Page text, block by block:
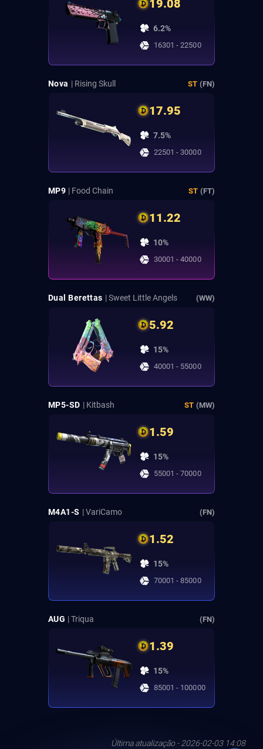
19.08
6.2%
16301 - 22500
Nova | Rising Skull ST (FN)
17.95
7.5%
22501 - 30000
MP9 | Food Chain ST (FT)
11.22
10%
30001 - 40000
Dual Berettas | Sweet Little Angels (WW)
5.92
15%
40001 - 55000
MP5-SD | Kitbash ST (MW)
1.59
15%
55001 - 70000
M4A1-S | VariCamo (FN)
1.52
15%
70001 - 85000
AUG | Triqua (FN)
1.39
15%
85001 - 100000
Última atualização - 2026-02-03 14:08